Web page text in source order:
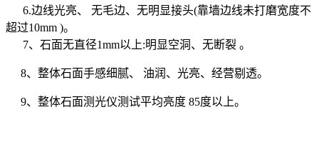
6.边线光亮、 无毛边、无明显接头(靠墙边线未打磨宽度不
超过10mm )。
7、石面无直径1mm以上:明显空洞、无断裂 。
8、整体石面手感细腻、 油润、光亮、经营剔透。
9、整体石面测光仪测试平均亮度 85度以上。